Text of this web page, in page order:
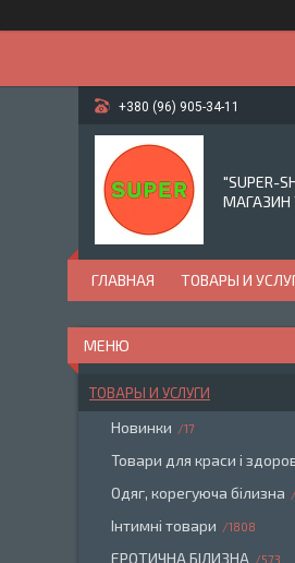
+380 (96) 905-34-11
"SUPER-
МАГАЗИН
ГЛАВНАЯ ТОВАРЫ И
ТОВАРЫ И УСЛУГИ
Новинки 17
Товари для краси і
Одяг, корегуюча білизна
Інтимні товари 1808
ЕРОТИЧНА БІЛИЗНА 573